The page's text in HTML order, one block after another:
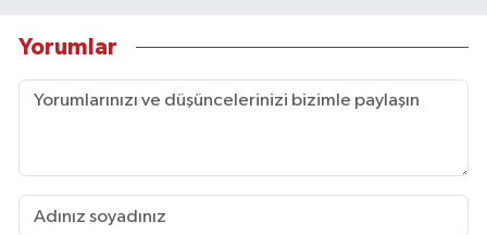
Yorumlar